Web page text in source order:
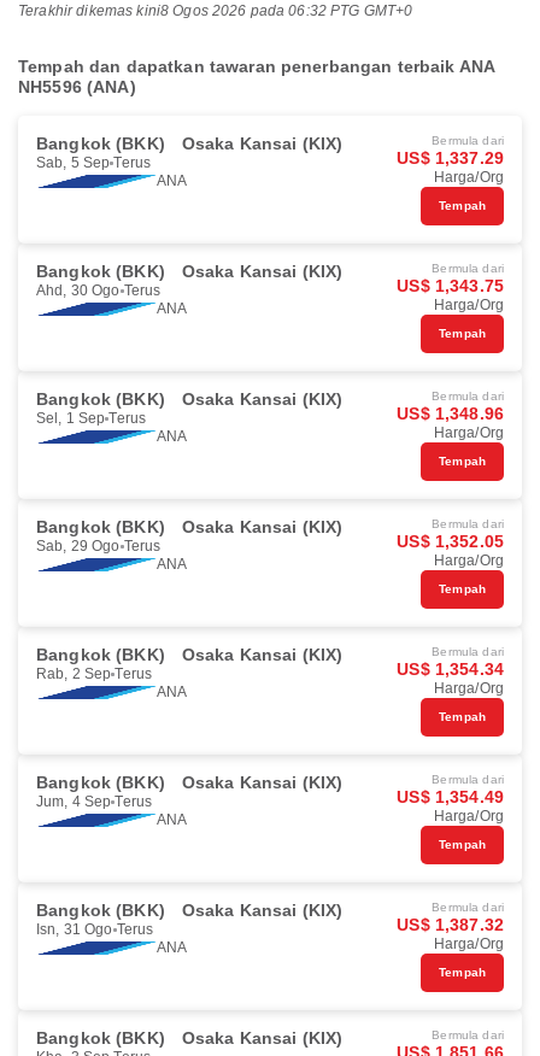
Terakhir dikemas kini8 Ogos 2026 pada 06:32 PTG GMT+0
Tempah dan dapatkan tawaran penerbangan terbaik ANA
NH5596 (ANA)
Bangkok (BKK) Osaka Kansai (KIX)
Sab, 5 Sep Terus
ANA
Bermula dari
US$ 1,337.29
Harga/Org
Tempah
Bangkok (BKK) Osaka Kansai (KIX)
Ahd, 30 Ogo Terus
ANA
Bermula dari
US$ 1,343.75
Harga/Org
Tempah
Bangkok (BKK) Osaka Kansai (KIX)
Sel, 1 Sep Terus
ANA
Bermula dari
US$ 1,348.96
Harga/Org
Tempah
Bangkok (BKK) Osaka Kansai (KIX)
Sab, 29 Ogo Terus
ANA
Bermula dari
US$ 1,352.05
Harga/Org
Tempah
Bangkok (BKK) Osaka Kansai (KIX)
Rab, 2 Sep Terus
ANA
Bermula dari
US$ 1,354.34
Harga/Org
Tempah
Bangkok (BKK) Osaka Kansai (KIX)
Jum, 4 Sep Terus
ANA
Bermula dari
US$ 1,354.49
Harga/Org
Tempah
Bangkok (BKK) Osaka Kansai (KIX)
Isn, 31 Ogo Terus
ANA
Bermula dari
US$ 1,387.32
Harga/Org
Tempah
Bangkok (BKK) Osaka Kansai (KIX) Bermula dari